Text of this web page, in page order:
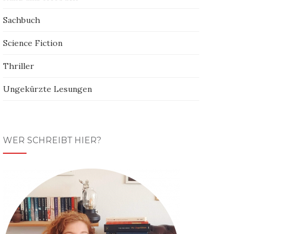
Sachbuch
Science Fiction
Thriller
Ungekürzte Lesungen
WER SCHREIBT HIER?